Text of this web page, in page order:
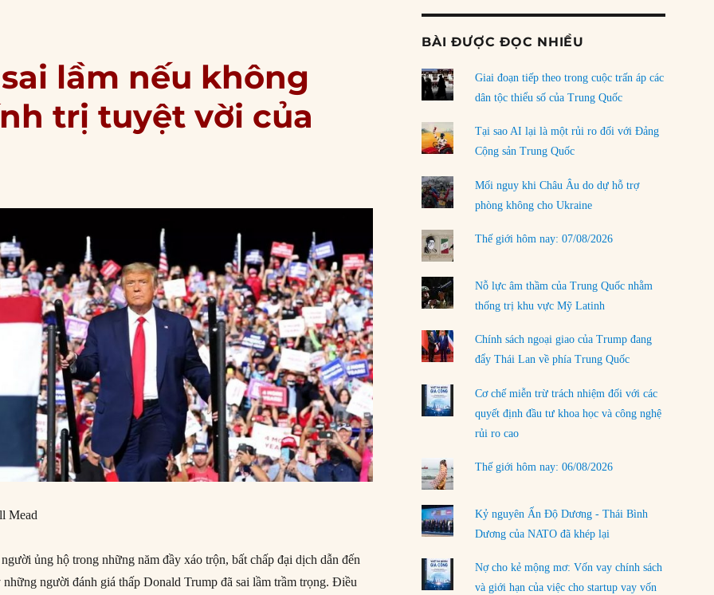
lầm nếu không
trị tuyệt vời của
Mead
ủng hộ trong những năm đầy xáo trộn, bất chấp đại dịch dẫn đến
những người đánh giá thấp Donald Trump đã sai lầm trầm trọng. Điều
Ngoại trưởng Nhật Bản?
Dương
03/08/2026
Đặt cược vào thất bại: Các quỹ đầu tư mạo
hiểm quốc gia và khía cạnh chính trị của vốn
02/08/2026
Làm thế nào để kết thúc Chiến tranh Iran?
01/08/2026
Chiến lược kế tiếp của Bắc Kinh ở Biển Đông
31/07/2026
LOAD MORE
BÀI ĐƯỢC ĐỌC NHIỀU
Giai đoạn tiếp theo trong cuộc trấn áp các
dân tộc thiểu số của Trung Quốc
Tại sao AI lại là một rủi ro đối với Đảng
Cộng sản Trung Quốc
Mối nguy khi Châu Âu do dự hỗ trợ
phòng không cho Ukraine
Thế giới hôm nay: 07/08/2026
Nỗ lực âm thầm của Trung Quốc nhằm
thống trị khu vực Mỹ Latinh
Chính sách ngoại giao của Trump đang
đẩy Thái Lan về phía Trung Quốc
Cơ chế miễn trừ trách nhiệm đối với các
quyết định đầu tư khoa học và công nghệ
rủi ro cao
Thế giới hôm nay: 06/08/2026
Kỷ nguyên Ấn Độ Dương - Thái Bình
Dương của NATO đã khép lại
Nợ cho kẻ mộng mơ: Vốn vay chính sách
và giới hạn của việc cho startup vay vốn